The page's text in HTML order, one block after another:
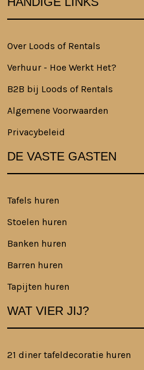
Over Loods of Rentals
Verhuur - Hoe Werkt Het?
B2B bij Loods of Rentals
Algemene Voorwaarden
Privacybeleid
DE VASTE GASTEN
Tafels huren
Stoelen huren
Banken huren
Barren huren
Tapijten huren
WAT VIER JIJ?
21 diner tafeldecoratie huren